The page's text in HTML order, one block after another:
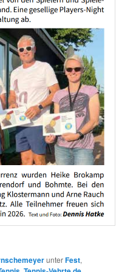
unterFest,